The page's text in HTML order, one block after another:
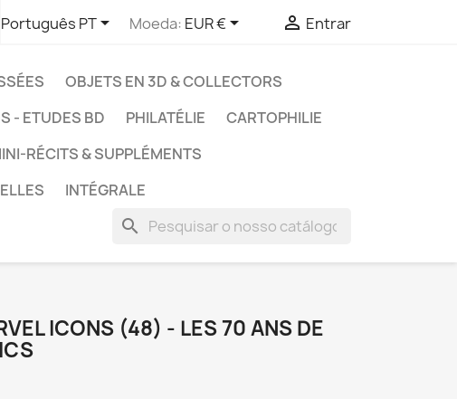
Português PT Moeda: EUR €  Entrar
OBJETS EN 3D & COLLECTORS
- ETUDES BD PHILATÉLIE
CARTOPHILIE
RÉCITS & SUPPLÉMENTS
INTÉGRALE
search
ICONS (48) - LES 70 ANS DE